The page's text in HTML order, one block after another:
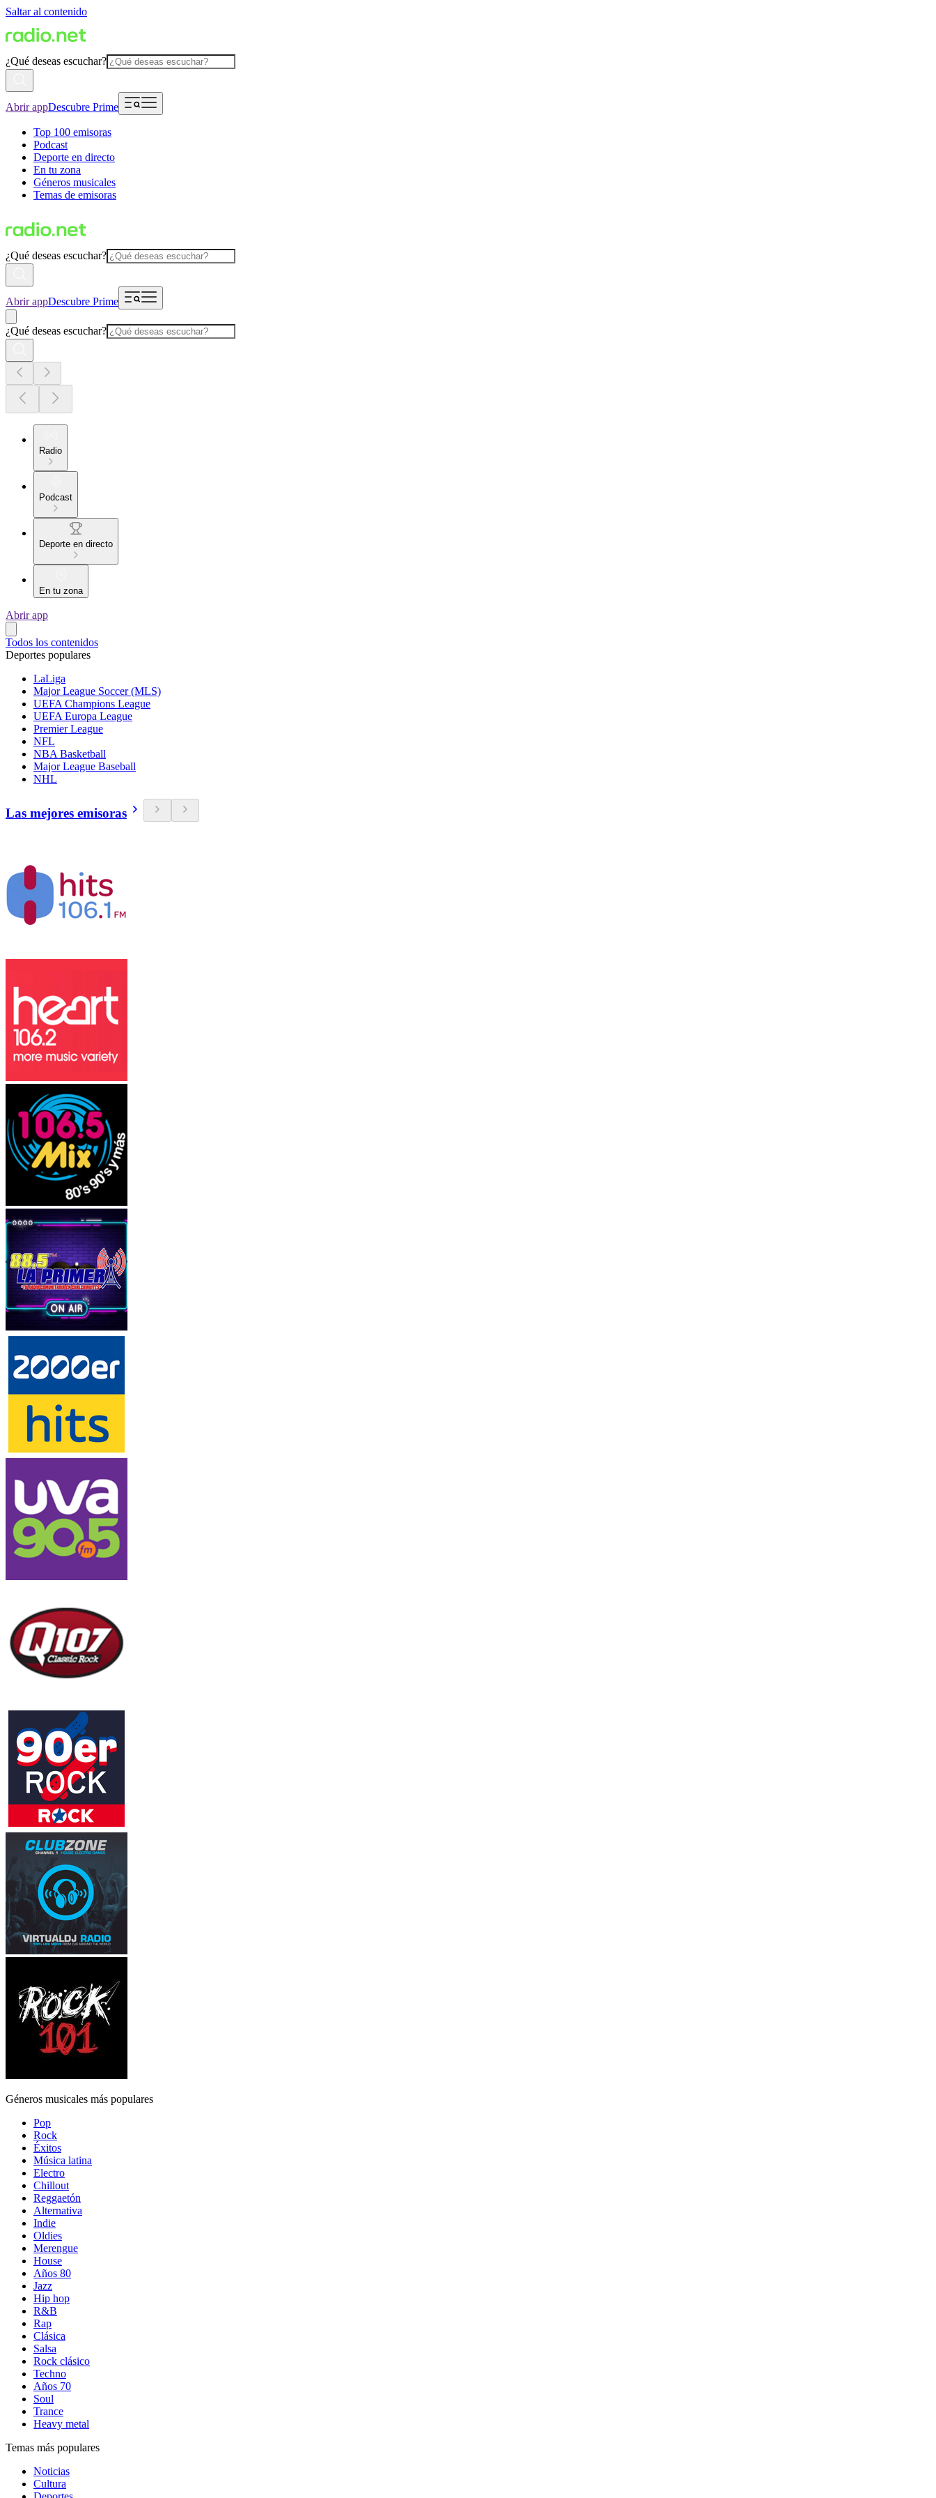
Saltar al contenido
¿Qué deseas escuchar?
Abrir appDescubre Prime
Top 100 emisoras
Podcast
Deporte en directo
En tu zona
Géneros musicales
Temas de emisoras
¿Qué deseas escuchar?
Abrir appDescubre Prime
¿Qué deseas escuchar?
Radio
Podcast
Deporte en directo
En tu zona
Abrir app
Todos los contenidos
Deportes populares
LaLiga
Major League Soccer (MLS)
UEFA Champions League
UEFA Europa League
Premier League
NFL
NBA Basketball
Major League Baseball
NHL
Las mejores emisoras
Géneros musicales más populares
Pop
Rock
Éxitos
Música latina
Electro
Chillout
Reggaetón
Alternativa
Indie
Oldies
Merengue
House
Años 80
Jazz
Hip hop
R&B
Rap
Clásica
Salsa
Rock clásico
Techno
Años 70
Soul
Trance
Heavy metal
Temas más populares
Noticias
Cultura